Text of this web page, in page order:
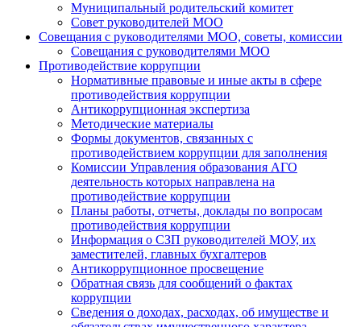
Муниципальный родительский комитет
Совет руководителей МОО
Совещания с руководителями МОО, советы, комиссии
Совещания с руководителями МОО
Противодействие коррупции
Нормативные правовые и иные акты в сфере
противодействия коррупции
Антикоррупционная экспертиза
Методические материалы
Формы документов, связанных с
противодействием коррупции для заполнения
Комиссии Управления образования АГО
деятельность которых направлена на
противодействие коррупции
Планы работы, отчеты, доклады по вопросам
противодействия коррупции
Информация о СЗП руководителей МОУ, их
заместителей, главных бухгалтеров
Антикоррупционное просвещение
Обратная связь для сообщений о фактах
коррупции
Сведения о доходах, расходах, об имуществе и